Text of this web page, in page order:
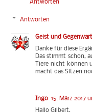
Antworten
Antworten
Geist und Gegenwart
Danke für diese
Das stimmt schon,
Tiere nicht können
macht das Sitzen
Ingo 15. März 2017
Hallo Gilbert,